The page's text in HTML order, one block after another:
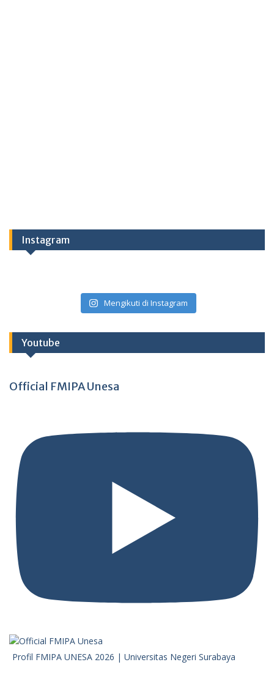
Instagram
Mengikuti di Instagram
Youtube
Official FMIPA Unesa
Profil FMIPA UNESA 2026 | Universitas Negeri Surabaya